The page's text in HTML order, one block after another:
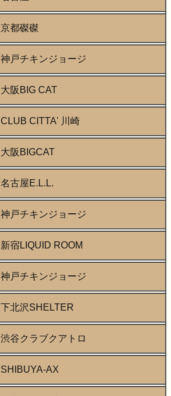
京都磔磔
神戸チキンジョージ
大阪BIG CAT
CLUB CITTA' 川崎
大阪BIGCAT
名古屋E.L.L.
神戸チキンジョージ
新宿LIQUID ROOM
神戸チキンジョージ
下北沢SHELTER
渋谷クラブクアトロ
SHIBUYA-AX